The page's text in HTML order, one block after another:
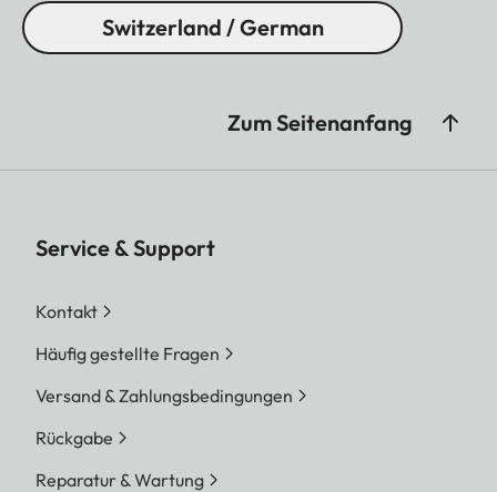
Switzerland / German
Zum Seitenanfang
Service & Support
Kontakt
Häufig gestellte Fragen
Versand & Zahlungsbedingungen
Rückgabe
Reparatur & Wartung